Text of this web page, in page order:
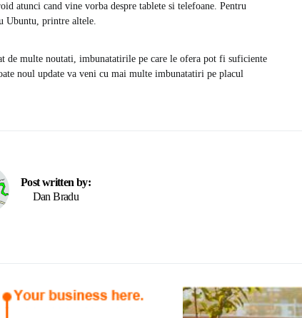
atunci cand vine vorba despre tablete si telefoane. Pentru
Ubuntu, printre altele.
de multe noutati, imbunatatirile pe care le ofera pot fi suficiente
noul update va veni cu mai multe imbunatatiri pe placul
Post written by:
Dan Bradu